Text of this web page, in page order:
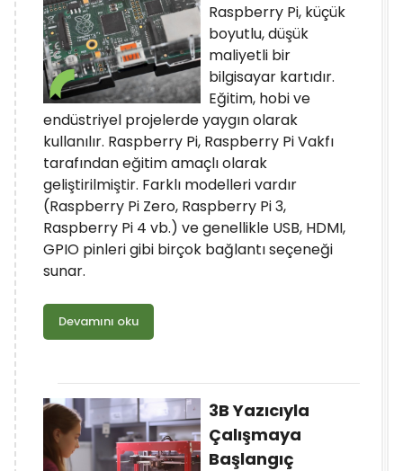
Raspberry Pi, küçük
boyutlu, düşük
maliyetli bir
bilgisayar kartıdır.
Eğitim, hobi ve
endüstriyel projelerde yaygın olarak
kullanılır. Raspberry Pi, Raspberry Pi Vakfı
tarafından eğitim amaçlı olarak
geliştirilmiştir. Farklı modelleri vardır
(Raspberry Pi Zero, Raspberry Pi 3,
Raspberry Pi 4 vb.) ve genellikle USB, HDMI,
GPIO pinleri gibi birçok bağlantı seçeneği
sunar.
Devamını oku
3B Yazıcıyla
Çalışmaya
Başlangıç